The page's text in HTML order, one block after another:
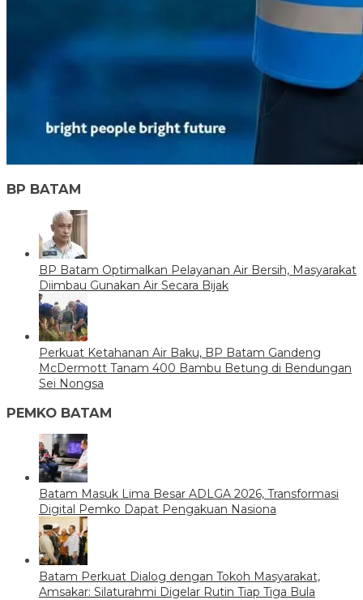
BP BATAM
BP Batam Optimalkan Pelayanan Air Bersih, Masyarakat
Diimbau Gunakan Air Secara Bijak
Perkuat Ketahanan Air Baku, BP Batam Gandeng
McDermott Tanam 400 Bambu Betung di Bendungan
Sei Nongsa
PEMKO BATAM
Batam Masuk Lima Besar ADLGA 2026, Transformasi
Digital Pemko Dapat Pengakuan Nasiona
Batam Perkuat Dialog dengan Tokoh Masyarakat,
Amsakar: Silaturahmi Digelar Rutin Tiap Tiga Bula